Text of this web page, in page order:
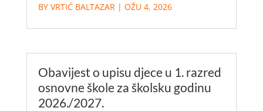
BY VRTIĆ BALTAZAR| OŽU 4, 2026
Obavijest o upisu djece u 1. razred
osnovne škole za školsku godinu
2026./2027.